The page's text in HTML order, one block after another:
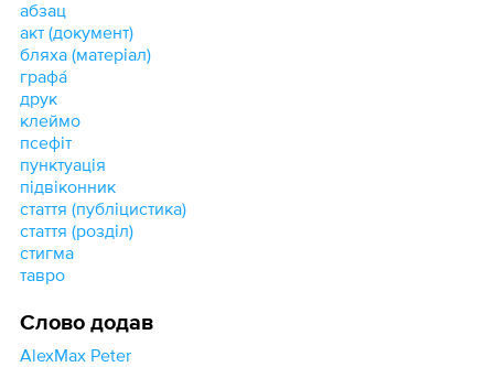
абзац
акт (документ)
бляха (матеріал)
графа́
друк
клеймо
псефіт
пунктуація
підвіконник
стаття (публіцистика)
стаття (розділ)
стигма
тавро
Слово додав
AlexMax Peter